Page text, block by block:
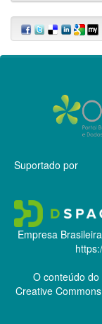
Suportado por
Empresa
O conteúdo
Creative Commons